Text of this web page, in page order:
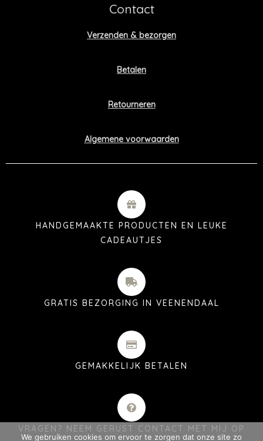
Contact
Verzenden & bezorgen
Betalen
Retourneren
Algemene voorwaarden
HANDGEMAAKTE PRODUCTEN EN LEUKE
CADEAUTJES
GRATIS BEZORGING IN VEENENDAAL
GEMAKKELIJK BETALEN
VRAGEN? NEEM GERUST CONTACT MET MIJ OP
We gebruiken cookies om ervoor te zorgen dat onze site zo